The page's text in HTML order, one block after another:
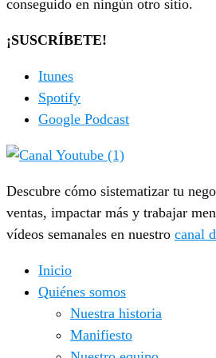
conseguido en ningún otro sitio.
¡SUSCRÍBETE!
Itunes
Spotify
Google Podcast
Descubre cómo sistematizar tu
ventas, impactar más y trabajar
vídeos semanales en nuestro canal
Inicio
Quiénes somos
Nuestra historia
Manifiesto